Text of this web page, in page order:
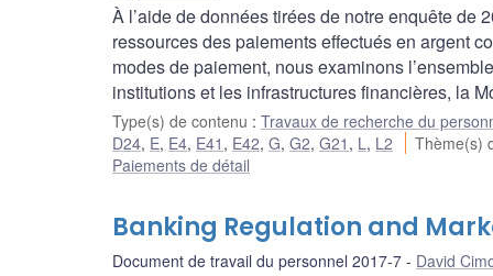
À l’aide de données tirées de notre enquête de
ressources des paiements effectués en argent
modes de paiement, nous examinons
institutions et les infrastructures financières, la
Type(s) de contenu : Travaux de recherche du
D24, E, E4, E41 , E42, G, G2, G21 , L, L2
Thème(s)
Paiements de détail
Banking Regulation and
Document de travail du personnel 2017-7 David